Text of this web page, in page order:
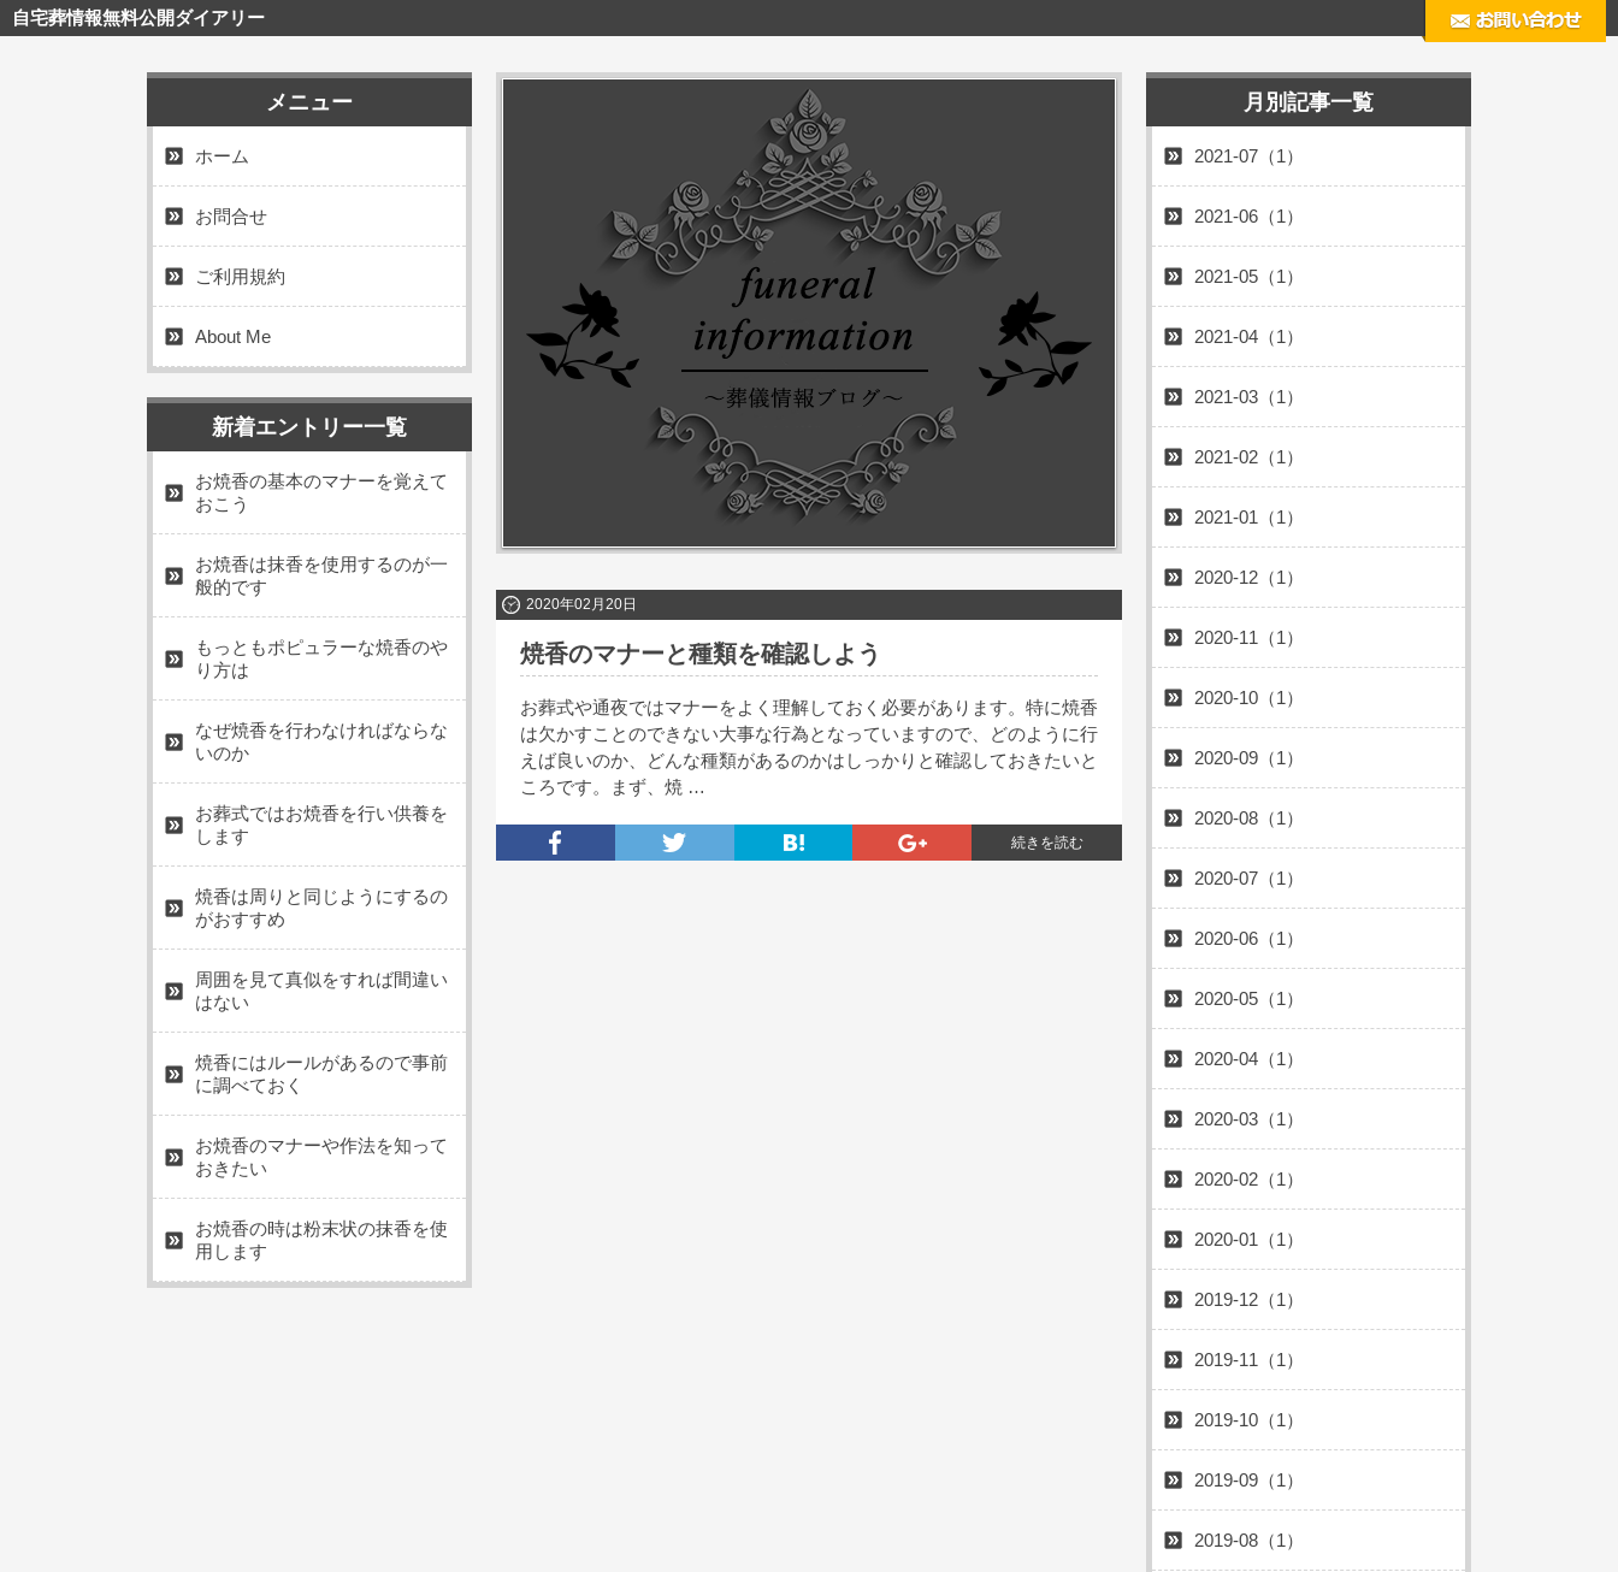
自宅葬情報無料公開ダイアリー
2020年02月20日
焼香のマナーと種類を確認しよう
お葬式や通夜ではマナーをよく理解しておく必要があります。特に焼香
は欠かすことのできない大事な行為となっていますので、どのように行
えば良いのか、どんな種類があるのかはしっかりと確認しておきたいと
ころです。まず、焼 …
続きを読む
メニュー
ホーム
お問合せ
ご利用規約
About Me
新着エントリー一覧
お焼香の基本のマナーを覚えて
おこう
お焼香は抹香を使用するのが一
般的です
もっともポピュラーな焼香のや
り方は
なぜ焼香を行わなければならな
いのか
お葬式ではお焼香を行い供養を
します
焼香は周りと同じようにするの
がおすすめ
周囲を見て真似をすれば間違い
はない
焼香にはルールがあるので事前
に調べておく
お焼香のマナーや作法を知って
おきたい
お焼香の時は粉末状の抹香を使
用します
月別記事一覧
2021-07（1）
2021-06（1）
2021-05（1）
2021-04（1）
2021-03（1）
2021-02（1）
2021-01（1）
2020-12（1）
2020-11（1）
2020-10（1）
2020-09（1）
2020-08（1）
2020-07（1）
2020-06（1）
2020-05（1）
2020-04（1）
2020-03（1）
2020-02（1）
2020-01（1）
2019-12（1）
2019-11（1）
2019-10（1）
2019-09（1）
2019-08（1）